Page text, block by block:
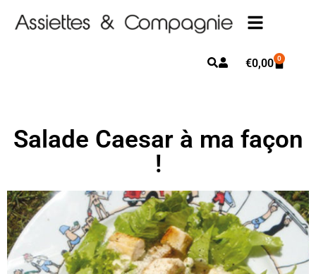
€0,00 0
Salade Caesar à ma façon
!